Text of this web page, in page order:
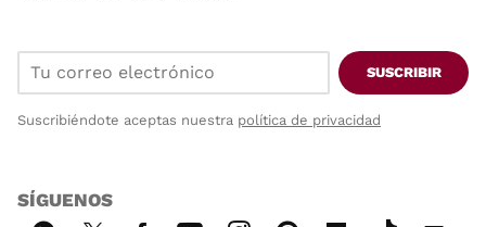
SUSCRIBIR
Suscribiéndote aceptas nuestra política de privacidad
SÍGUENOS